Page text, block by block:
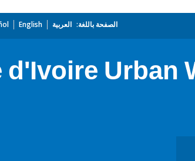
الصفحة باللغة: العربية English
d'Ivoire Urban